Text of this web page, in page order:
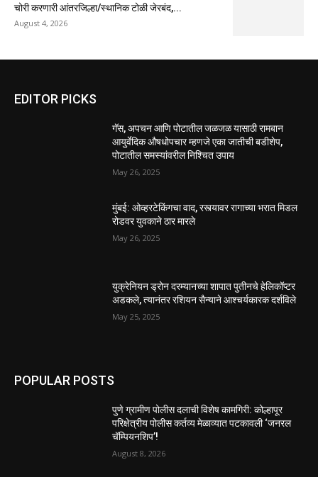
चोरी करणारी आंतरजिल्हा/स्थानिक टोळी जेरबंद,...
August 4, 2026
EDITOR PICKS
गॅस, अपचन आणि पोटातील जळजळ यासाठी रामबान
आयुर्वेदिक औषधोपचार म्हणजे एका जातीची बडीशेप,
पोटातील समस्यांवरील निश्चित उपाय
May 26, 2025
मुंबई: ओव्हरटेकिंगचा वाद, रस्त्यावर रागाच्या भरात मिडल
रोडवर युवकाने ठार मारले
May 26, 2025
युक्रेनियन ड्रोन दरम्यानच्या शापात पुतीनचे हेलिकॉप्टर
अडकले, त्यानंतर रशियन सैन्याने आश्चर्यकारक दर्शविले
May 25, 2025
POPULAR POSTS
पुणे ग्रामीण पोलीस दलाची विशेष कामगिरी: कोल्हापूर
परिक्षेत्रीय पोलीस कर्तव्य मेळाव्यात पटकावली ‘जनरल
चॅम्पियनशिप’!
August 8, 2026